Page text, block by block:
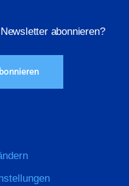
abonnieren?